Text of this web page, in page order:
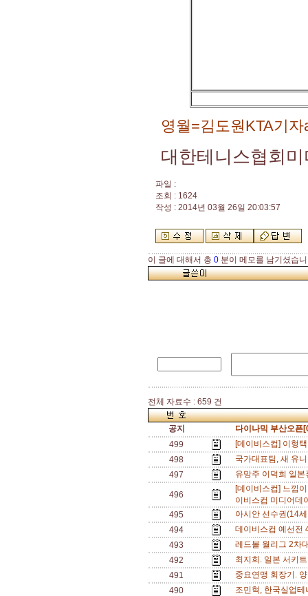
영월=김도원KTA기
대한테니스협회
파일 :
조회 : 1624
작성 : 2014년 03월 26일 20:03:57
이 글에 대해서 총 0 분이 메모를 남기셨습
전체 자료수 : 659 건
공지
다이나믹 부산오픈
499
[데이비스컵] 이형
498
국가대표팀, 새 유
497
유망주 이덕희 일
496
[데이비스컵] 느낌
이비스컵 미디어
495
아시안 선수권(14
494
데이비스컵 예선
493
레드볼 월리그 2차
492
최지희. 일본 서키
491
중요연맹 회장기.
490
조민혁, 한국실업